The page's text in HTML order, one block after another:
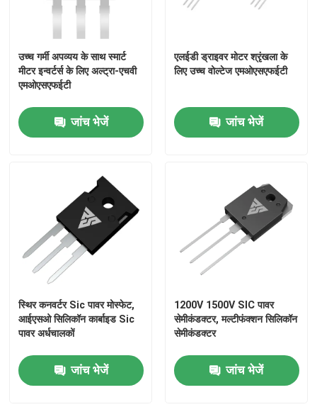
हाई पावर एमओएसएफईटी
सिलिकॉन कार्बाइड MOSFET
सुपर जंक्शन एमओएसएफईटी
उच्च वोल्टेज MOSFET
कम वोल्टेज MOSFET
हाई पावर आईजीबीटी
उच्च गर्मी अपव्यय के साथ स्मार्ट
मीटर इन्वर्टर्स के लिए अल्ट्रा-एचवी
एमओएसएफईटी
जांच भेजें
एलईडी ड्राइवर मोटर श्रृंखला के
लिए उच्च वोल्टेज एमओएसएफईटी
जांच भेजें
स्थिर कनवर्टर Sic पावर मोस्फेट,
आईएसओ सिलिकॉन कार्बाइड Sic
पावर अर्धचालकों
जांच भेजें
1200V 1500V SIC पावर
सेमीकंडक्टर, मल्टीफंक्शन सिलिकॉन
सेमीकंडक्टर
जांच भेजें